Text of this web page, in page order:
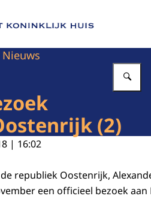
van Het Koninklijk Huis
Nieuws
(2)
| 16:02
republiek Oostenrijk,
een officieel bezoek aan